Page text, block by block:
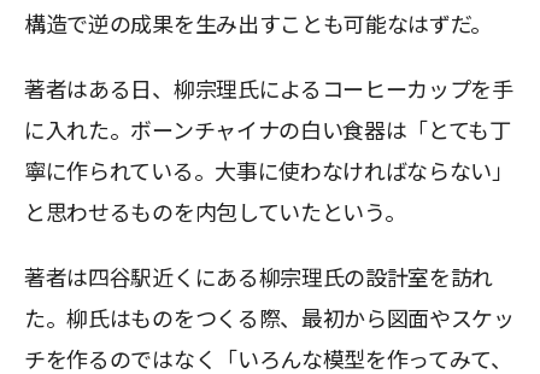
構造で逆の成果を生み出すことも可能なはずだ。
著者はある日、柳宗理氏によるコーヒーカップを手
に入れた。ボーンチャイナの白い食器は「とても丁
寧に作られている。大事に使わなければならない」
と思わせるものを内包していたという。
著者は四谷駅近くにある柳宗理氏の設計室を訪れ
た。柳氏はものをつくる際、最初から図面やスケッ
チを作るのではなく「いろんな模型を作ってみて、